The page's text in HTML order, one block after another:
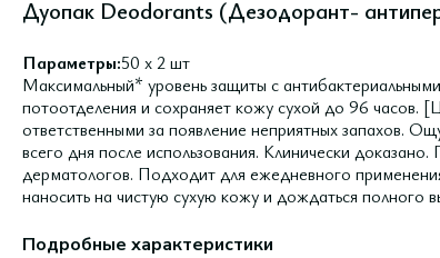
Дуопак Deodorants (Дезодорант-
Параметры:50 х 2 шт
Максимальный* уровень защиты с
потоотделения и сохраняет кожу сухой до 96
ответственными за появление неприятных запахов.
всего дня после использования. Клинически
дерматологов. Подходит для ежедневного
наносить на чистую сухую кожу и дождаться полного
Подробные характеристики